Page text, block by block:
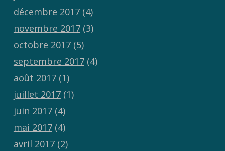
décembre 2017(4)
novembre 2017(3)
octobre 2017(5)
septembre 2017(4)
août 2017(1)
juillet 2017(1)
juin 2017(4)
mai 2017(4)
avril 2017(2)